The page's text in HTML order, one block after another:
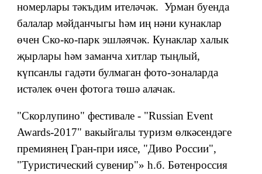
номерлары тәкъдим ителәчәк. Урман буенда
балалар мәйданчыгы һәм иң нәни кунаклар
өчен Ско-ко-парк эшләячәк. Кунаклар халык
җырлары һәм заманча хитлар тыңлый,
күпсанлы гадәти булмаган фото-зоналарда
истәлек өчен фотога төшә алачак.
"Скорлупино" фестивале - "Russian Event
Awards-2017" вакыйгалы туризм өлкәсендәге
премиянең Гран-при иясе, "Диво России",
"Туристический сувенир"» һ.б. Бөтенроссия